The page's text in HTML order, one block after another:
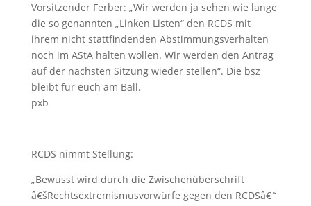
Vorsitzender Ferber: „Wir werden ja sehen wie lange
die so genannten „Linken Listen“ den RCDS mit
ihrem nicht stattfindenden Abstimmungsverhalten
noch im AStA halten wollen. Wir werden den Antrag
auf der nächsten Sitzung wieder stellen“. Die bsz
bleibt für euch am Ball.
pxb
RCDS nimmt Stellung:
„Bewusst wird durch die Zwischenüberschrift
â€šRechtsextremismusvorwürfe gegen den RCDSâ€˜